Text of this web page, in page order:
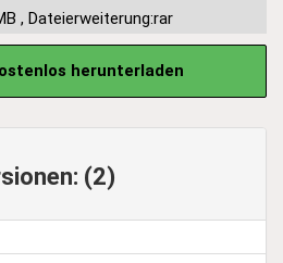
, Dateierweiterung:rar
herunterladen
(2)